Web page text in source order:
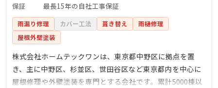
保証
最長15年の自社工事保証
雨漏り修理 カバー工法 葺き替え
雨樋修理
屋根外壁塗装
株式会社ホームテックワンは、東京都中野区に拠点を置
き、主に中野区、杉並区、世田谷区など東京都内を中心に
屋根修理や外壁塗装を専門とする会社です。累計5000棟以